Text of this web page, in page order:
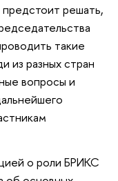
решать,
такие
из разных стран
вопросы и
о роли БРИКС